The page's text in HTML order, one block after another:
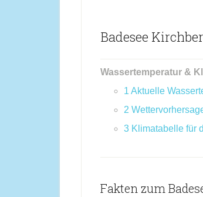
Badesee
Wassertemperatur &
1 Aktuelle
2
3 Klimatabelle für
Fakten zum